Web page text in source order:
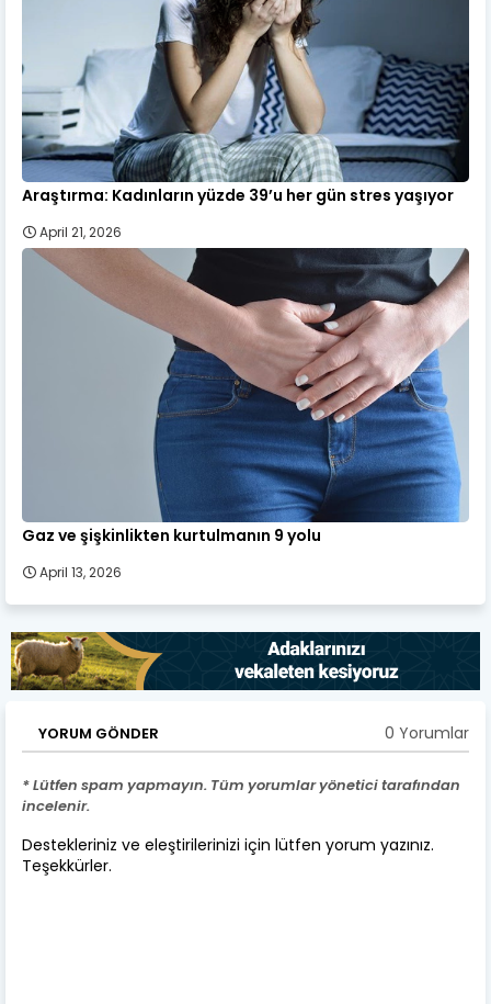
Araştırma: Kadınların yüzde 39’u her gün stres yaşıyor
April 21, 2026
Gaz ve şişkinlikten kurtulmanın 9 yolu
April 13, 2026
YORUM GÖNDER 0 Yorumlar
* Lütfen spam yapmayın. Tüm yorumlar yönetici tarafından
incelenir.
Destekleriniz ve eleştirilerinizi için lütfen yorum yazınız.
Teşekkürler.